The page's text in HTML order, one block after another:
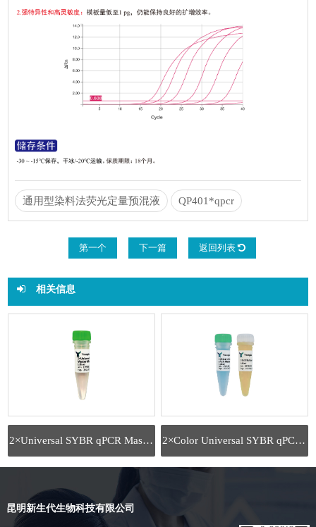
通用型染料法荧光定量预混液 QP401*qpcr
第一个 下一篇 返回列表
相关信息
2×Universal SYBR qPCR Master Mix 2×Color Universal SYBR qPCR Mix
昆明新生代生物科技有限公司